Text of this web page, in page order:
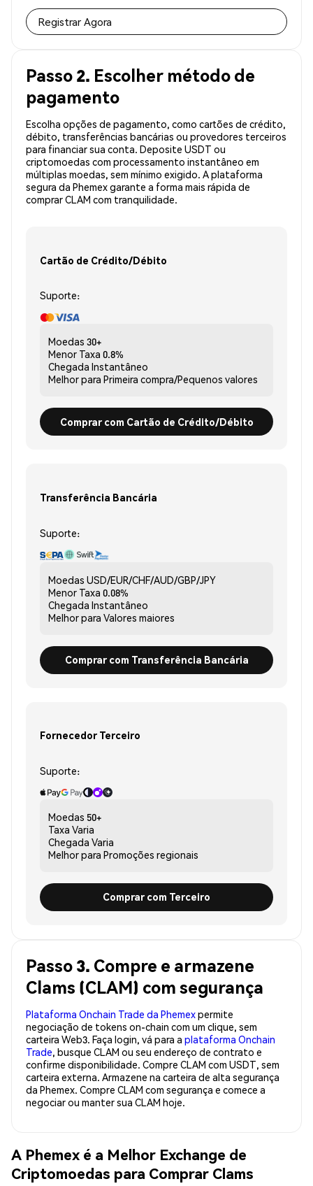
Registrar Agora
Passo 2. Escolher método de
pagamento
Escolha opções de pagamento, como cartões de crédito,
débito, transferências bancárias ou provedores terceiros
para financiar sua conta. Deposite USDT ou
criptomoedas com processamento instantâneo em
múltiplas moedas, sem mínimo exigido. A plataforma
segura da Phemex garante a forma mais rápida de
comprar CLAM com tranquilidade.
Cartão de Crédito/Débito
Suporte:
Moedas 30+
Menor Taxa 0.8%
Chegada Instantâneo
Melhor para Primeira compra/Pequenos valores
Comprar com Cartão de Crédito/Débito
Transferência Bancária
Suporte:
Moedas USD/EUR/CHF/AUD/GBP/JPY
Menor Taxa 0.08%
Chegada Instantâneo
Melhor para Valores maiores
Comprar com Transferência Bancária
Fornecedor Terceiro
Suporte:
Moedas 50+
Taxa Varia
Chegada Varia
Melhor para Promoções regionais
Comprar com Terceiro
Passo 3. Compre e armazene
Clams (CLAM) com segurança
Plataforma Onchain Trade da Phemexpermite
negociação de tokens on-chain com um clique, sem
carteira Web3. Faça login, vá para a plataforma Onchain
Trade, busque CLAM ou seu endereço de contrato e
confirme disponibilidade. Compre CLAM com USDT, sem
carteira externa. Armazene na carteira de alta segurança
da Phemex. Compre CLAM com segurança e comece a
negociar ou manter sua CLAM hoje.
A Phemex é a Melhor Exchange de
Criptomoedas para Comprar Clams